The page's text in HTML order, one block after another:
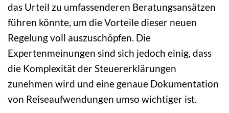
das Urteil zu umfassenderen Beratungsansätzen
führen könnte, um die Vorteile dieser neuen
Regelung voll auszuschöpfen. Die
Expertenmeinungen sind sich jedoch einig, dass
die Komplexität der Steuererklärungen
zunehmen wird und eine genaue Dokumentation
von Reiseaufwendungen umso wichtiger ist.